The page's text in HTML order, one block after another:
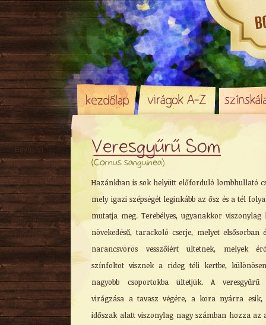
Veresgyűrű Som
(Cornus sanguinea)
Hazánkban is sok helyütt előforduló lombhullató
mely igazi szépségét leginkább az ősz és a tél
mutatja meg. Terebélyes, ugyanakkor viszonylag
növekedésű, tarackoló cserje, melyet elsősorban
narancsvörös vesszőiért ültetnek, melyek
színfoltot visznek a rideg téli kertbe,
nagyobb csoportokba ültetjük. A veresgyűrű
virágzása a tavasz végére, a kora nyárra esik,
időszak alatt viszonylag nagy számban hozza az
Egynyári
Évelő (Cserje)
Hagyma/ Gumó
Örökzöld
Sziklakerti
Alacsony
Közepes
Magas
Tavaszi
Őszi
Kúszó
Mediterrán